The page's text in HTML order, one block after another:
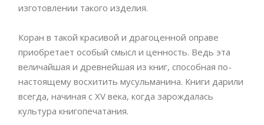
изготовлении такого изделия.
Коран в такой красивой и драгоценной оправе
приобретает особый смысл и ценность. Ведь эта
величайшая и древнейшая из книг, способная по-
настоящему восхитить мусульманина. Книги дарили
всегда, начиная с XV века, когда зарождалась
культура книгопечатания.